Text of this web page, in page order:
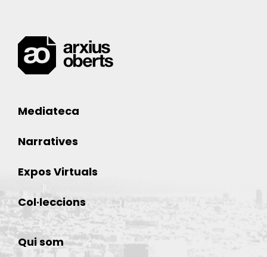
Mediateca
Narratives
Expos Virtuals
Col·leccions
Qui som